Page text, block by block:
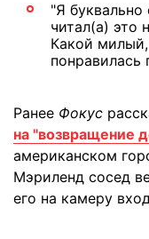
"Я буквально
читал(а) это
Какой
понравилась
Ранее Фокус
на "возвращение
американском
Мэриленд сосед
его на камеру